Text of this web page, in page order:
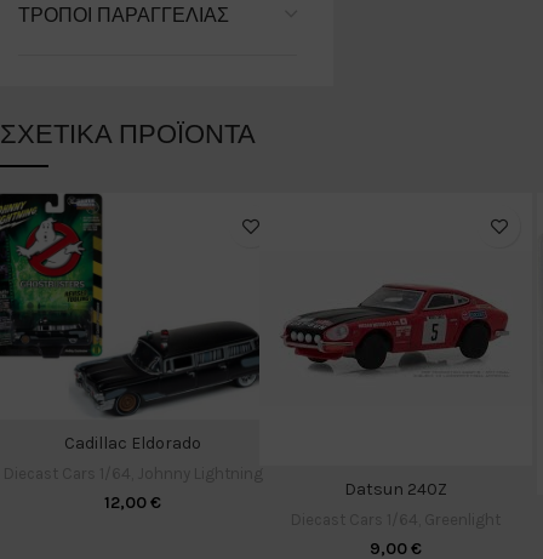
ΤΡΌΠΟΙ ΠΑΡΑΓΓΕΛΊΑΣ
ΣΧΕΤΙΚΆ ΠΡΟΪΌΝΤΑ
Cadillac Eldorado
12,00€
Datsun 240Z
9,00€